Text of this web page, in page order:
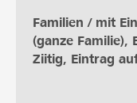
Familien / mit
(ganze Familie),
Ziitig, Eintrag